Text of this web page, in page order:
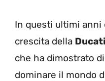
In questi ultimi anni
crescita della
che ha dimostrato
dominare il mondo